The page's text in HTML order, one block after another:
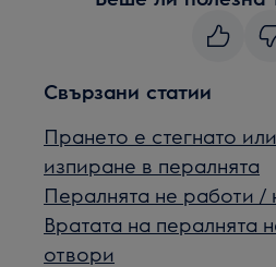
Свързани статии
Прането е стегнато
изпиране в пералнята
Пералнята не работи /
Вратата на пералнята
отвори